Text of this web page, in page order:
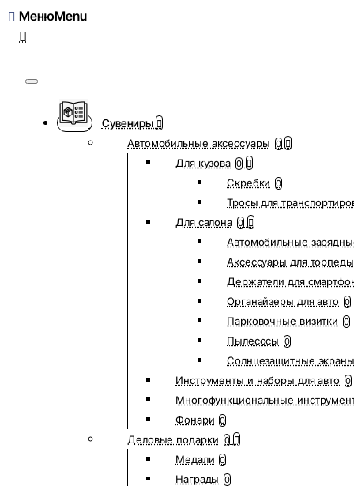
Меню
Сувениры
Автомобильные аксессуары 0
Для кузова 0
Скребки 0
Тросы для
Для салона 0
Автомобильные
Аксессуары для
Держатели для
Органайзеры для авто 0
Парковочные визитки 0
Пылесосы 0
Солнцезащитные экраны
Инструменты и наборы для авто 0
Многофункциональные
Фонари 0
Деловые подарки 0
Медали 0
Награды 0